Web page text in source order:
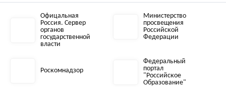
Офицальная
Россия. Сервер
органов
государственной
власти
Министерство
просвещения
Российской
Федерации
Роскомнадзор
Федеральный
портал
"Российское
Образование"